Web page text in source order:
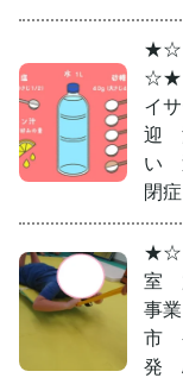
★☆
☆★
イ
迎
い
閉症
★☆
室
事
市
発